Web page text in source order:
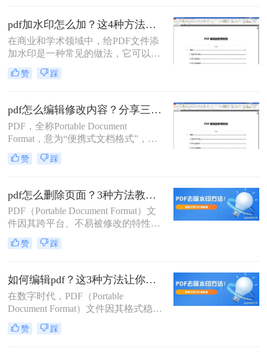
面将介绍几种常见的方法。
pdf加水印怎么加？这4种方法了解一下！
在商业和学术领域中，给PDF文件添
加水印是一种常见的做法，它可以帮
助保护文档的版权，标明文档的状态
（如“草稿”、“机密”等），或者仅仅
水印怎么加呢？本文将介绍几种添加
水印的方法，适合不同的用户需求。
赞 踩
pdf怎么编辑修改内容？分享三个简单的修改方法！
PDF，全称Portable Document
Format，意为“便携式文档格式”，由
于其跨平台、不易被篡改的特性，被
广泛应用于各种场合。然而，这也意
Word文档更为复杂。本文将详细介绍
PDF怎么编辑修改内容，帮助读者更
好地处理这类文件。
赞 踩
pdf怎么删除页面？3种方法教你轻松搞定！
PDF（Portable Document Format）文
件因其跨平台、不易被修改的特性，
在文档传输和保存中广泛应用。然
而，在实际使用过程中，我们可能会
情况。那么pdf怎么删除页面呢？本文
将详细介绍几种删除PDF页面的方
法，以满足不同用户的需求。
赞 踩
如何编辑pdf？这3种方法让你轻松应对！
在数字时代，PDF（Portable
Document Format）文件因其格式稳
定、易于分享和跨平台兼容性而广受
欢迎。然而，与Word或Excel等可编
赞 踩